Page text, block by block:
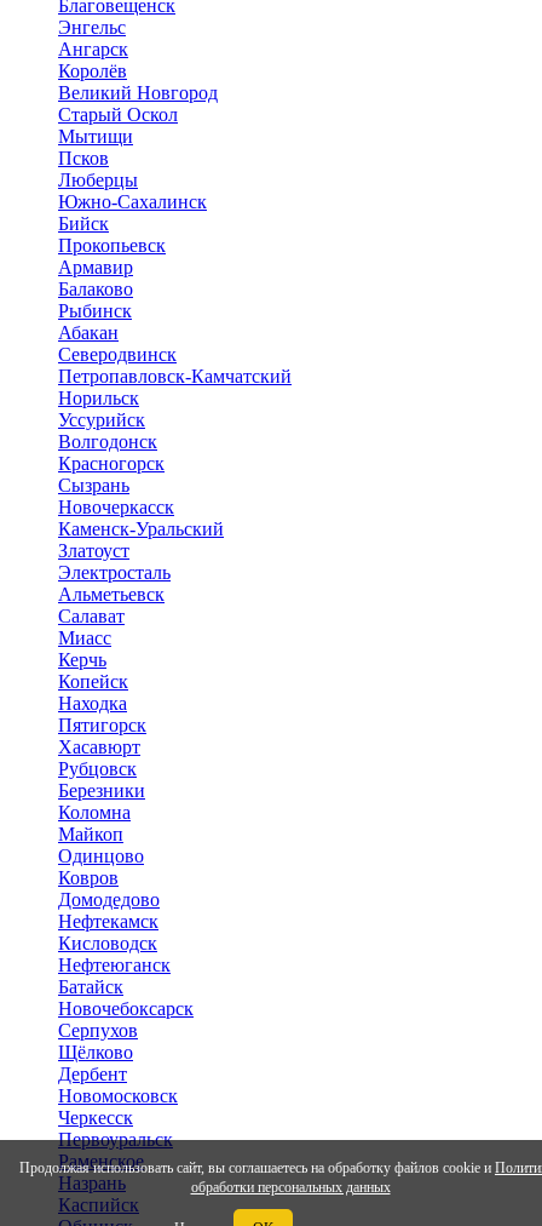
Продолжая использовать сайт, вы соглашаетесь на обработку файлов cookie и
обработки персональных данных
Благовещенск
Энгельс
Ангарск
Королёв
Великий Новгород
Старый Оскол
Мытищи
Псков
Люберцы
Южно-Сахалинск
Бийск
Прокопьевск
Армавир
Балаково
Рыбинск
Абакан
Северодвинск
Петропавловск-Камчатский
Норильск
Уссурийск
Волгодонск
Красногорск
Сызрань
Новочеркасск
Каменск-Уральский
Златоуст
Электросталь
Альметьевск
Салават
Миасс
Керчь
Копейск
Находка
Пятигорск
Хасавюрт
Рубцовск
Березники
Коломна
Майкоп
Одинцово
Ковров
Домодедово
Нефтекамск
Кисловодск
Нефтеюганск
Батайск
Новочебоксарск
Серпухов
Щёлково
Дербент
Новомосковск
Черкесск
Первоуральск
Раменское
Назрань
Каспийск